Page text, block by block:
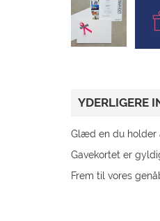
YDERLIGERE
Glæd en du holder
Gavekortet er
Frem til vores